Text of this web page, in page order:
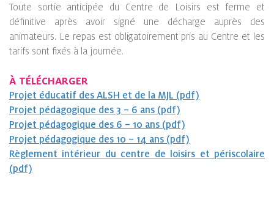
Toute sortie anticipée du Centre de Loisirs est ferme et
définitive après avoir signé une décharge auprès des
animateurs. Le repas est obligatoirement pris au Centre et les
tarifs sont fixés à la journée.
À TÉLÉCHARGER
Projet éducatif des ALSH et de la MJL (pdf)
Projet pédagogique des 3 – 6 ans (pdf)
Projet pédagogique des 6 – 10 ans (pdf)
Projet pédagogique des 10 – 14 ans (pdf)
Règlement intérieur du centre de loisirs et périscolaire
(pdf)